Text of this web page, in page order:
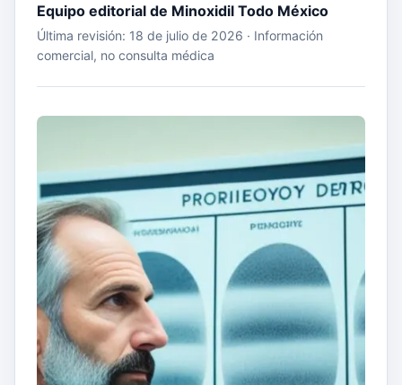
Equipo editorial de Minoxidil Todo México
Última revisión: 18 de julio de 2026 · Información
comercial, no consulta médica